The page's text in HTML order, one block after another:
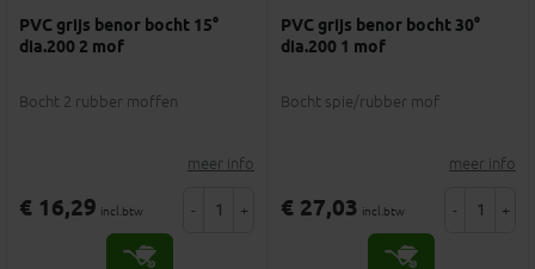
PVC grijs benor bocht 15°
dia.200 2 mof
Bocht 2 rubber moffen
meer info
€ 16,29 incl.btw - +
PVC grijs benor bocht 30°
dia.200 1 mof
Bocht spie/rubber mof
meer info
€ 27,03 incl.btw - +